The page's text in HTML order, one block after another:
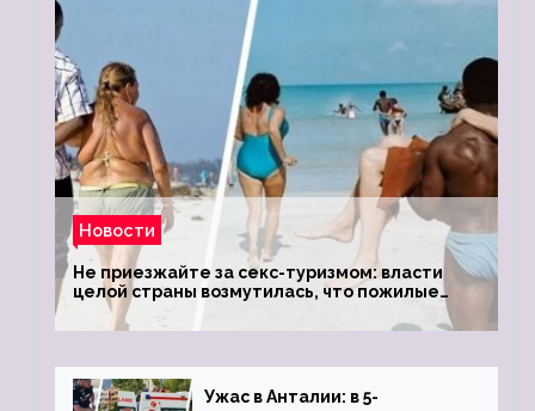
Новости
Не приезжайте за секс-туризмом: власти
целой страны возмутилась, что пожилые
туристки массово едут к ним, чтобы
обзавестись молодыми любовниками
Ужас в Анталии: в 5-